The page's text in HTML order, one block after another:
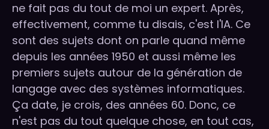
ne fait pas du tout de moi un expert. Après,
effectivement, comme tu disais, c'est l'IA. Ce
sont des sujets dont on parle quand même
depuis les années 1950 et aussi même les
premiers sujets autour de la génération de
langage avec des systèmes informatiques.
Ça date, je crois, des années 60. Donc, ce
n'est pas du tout quelque chose, en tout cas,